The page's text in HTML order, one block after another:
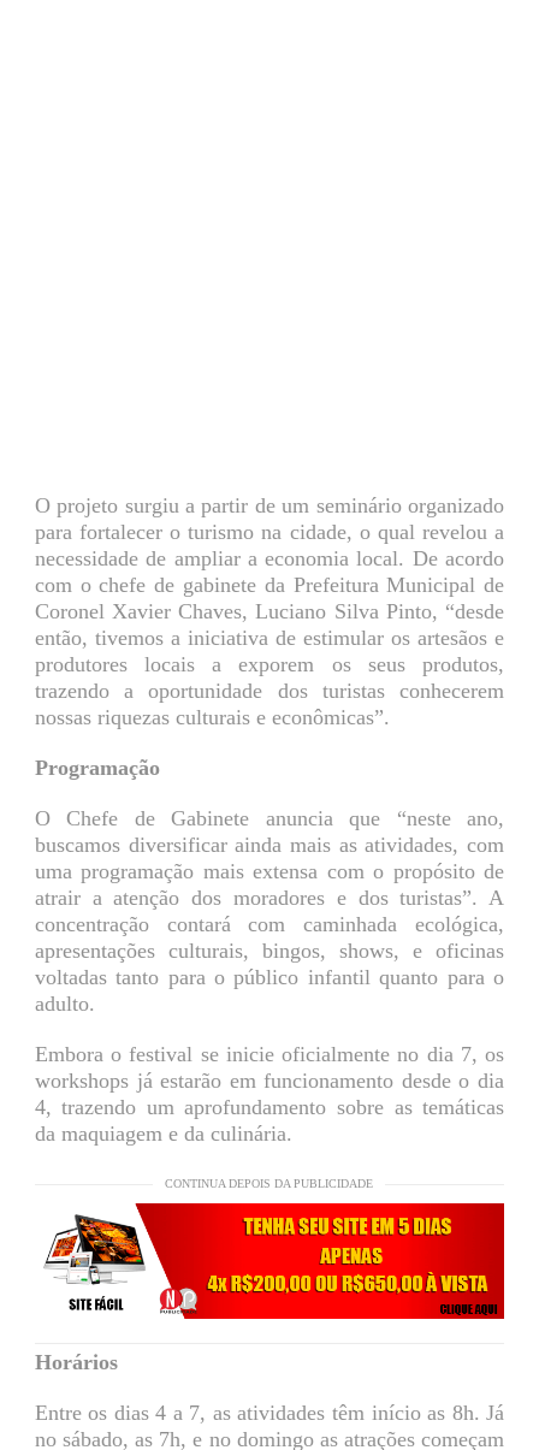
O projeto surgiu a partir de um seminário organizado
para fortalecer o turismo na cidade, o qual revelou a
necessidade de ampliar a economia local. De acordo
com o chefe de gabinete da Prefeitura Municipal de
Coronel Xavier Chaves, Luciano Silva Pinto, “desde
então, tivemos a iniciativa de estimular os artesãos e
produtores locais a exporem os seus produtos,
trazendo a oportunidade dos turistas conhecerem
nossas riquezas culturais e econômicas”.
Programação
O Chefe de Gabinete anuncia que “neste ano,
buscamos diversificar ainda mais as atividades, com
uma programação mais extensa com o propósito de
atrair a atenção dos moradores e dos turistas”. A
concentração contará com caminhada ecológica,
apresentações culturais, bingos, shows, e oficinas
voltadas tanto para o público infantil quanto para o
adulto.
Embora o festival se inicie oficialmente no dia 7, os
workshops já estarão em funcionamento desde o dia
4, trazendo um aprofundamento sobre as temáticas
da maquiagem e da culinária.
CONTINUA DEPOIS DA PUBLICIDADE
Horários
Entre os dias 4 a 7, as atividades têm início as 8h. Já
no sábado, as 7h, e no domingo as atrações começam